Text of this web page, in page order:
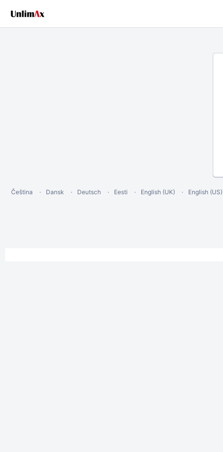
Čeština Dansk Deutsch Eesti English (UK) English (US)